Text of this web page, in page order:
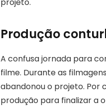
Produção
A confusa jornada para
filme. Durante as
abandonou o projeto. Por
produção para finalizar a